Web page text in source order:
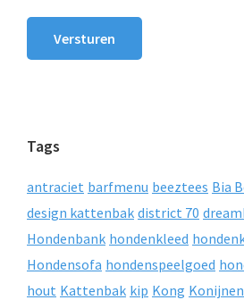
Versturen
Tags
antraciet barfmenu beeztees Bia
design kattenbak district 70
Hondenbank hondenkleed
Hondensofa hondenspeelgoed
hout Kattenbak kip Kong